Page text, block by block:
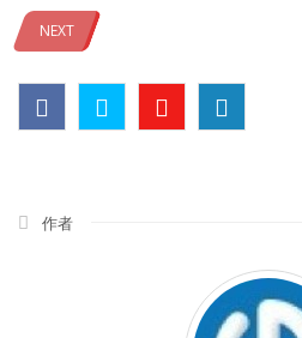
NEXT
作者